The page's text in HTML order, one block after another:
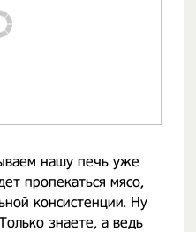
нашу печь уже
пропекаться мясо,
консистенции. Ну
знаете, а ведь